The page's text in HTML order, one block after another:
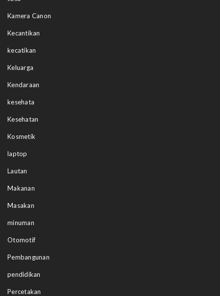
Kamera Canon
Kecantikan
kecatikan
Keluarga
Kendaraan
kesehata
Kesehatan
Kosmetik
laptop
Lautan
Makanan
Masakan
minuman
Otomotif
Pembangunan
pendidikan
Percetakan